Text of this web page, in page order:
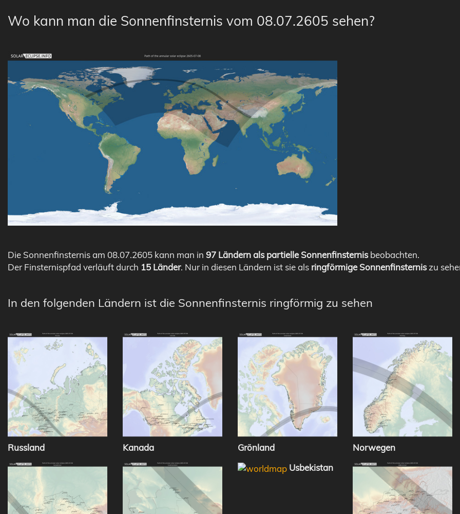
Wo kann man die Sonnenfinsternis vom 08.07.2605 sehen?
Die Sonnenfinsternis am 08.07.2605 kann man in 97 Ländern als partielle Sonnenfinsternisbeobachten.
Der Finsternispfad verläuft durch 15 Länder. Nur in diesen Ländern ist sie als ringförmige Sonnenfinsterniszu
In den folgenden Ländern ist die Sonnenfinsternis ringförmig zu sehen
Russland Kanada Grönland Norwegen
Usbekistan